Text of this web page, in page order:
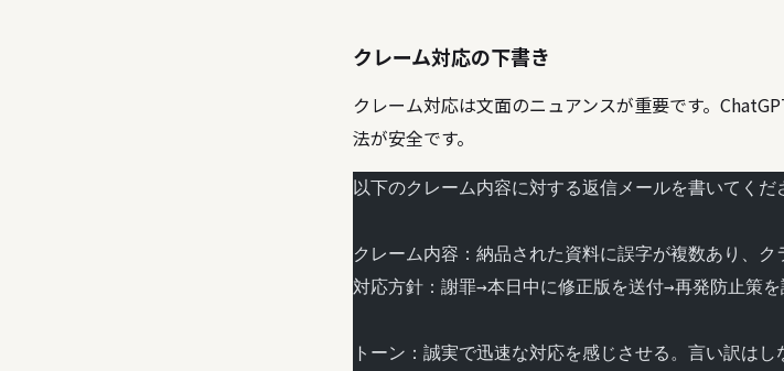
クレーム対応の下書き
クレーム対応は文面のニュアンスが重要です。
法が安全です。
以下のクレーム内容に対する返信メールを書いてくだ
クレーム内容：納品された資料に誤字が複数あり、ク
対応方針：謝罪→本日中に修正版を送付→再発防止策を
トーン：誠実で迅速な対応を感じさせる。言い訳はし